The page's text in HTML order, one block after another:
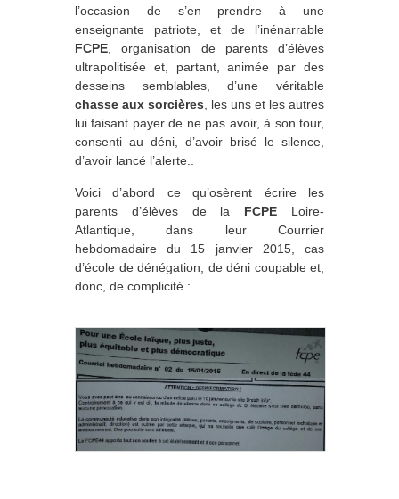
l’occasion de s’en prendre à une
enseignante patriote, et de l’inénarrable
FCPE , organisation de parents d’élèves
ultrapolitisée et, partant, animée par des
desseins semblables, d’une véritable
chasse aux sorcières , les uns et les autres
lui faisant payer de ne pas avoir, à son tour,
consenti au déni, d’avoir brisé le silence,
d’avoir lancé l’alerte..
Voici d’abord ce qu’osèrent écrire les
parents d’élèves de la FCPE Loire-
Atlantique, dans leur Courrier
hebdomadaire du 15 janvier 2015, cas
d’école de dénégation, de déni coupable et,
donc, de complicité :